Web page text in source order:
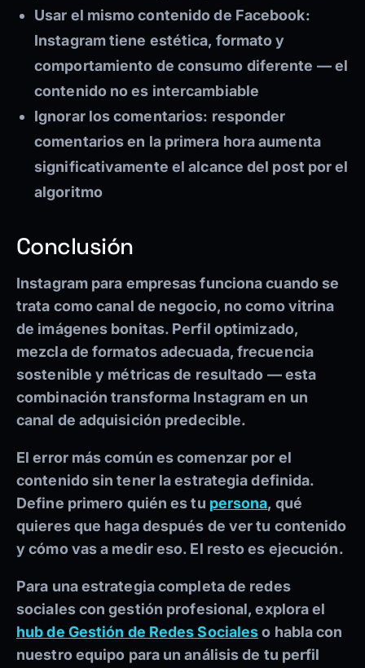
Usar el mismo contenido de Facebook:
Instagram tiene estética, formato y
comportamiento de consumo diferente — el
contenido no es intercambiable
Ignorar los comentarios: responder
comentarios en la primera hora aumenta
significativamente el alcance del post por el
algoritmo
Conclusión
Instagram para empresas funciona cuando se
trata como canal de negocio, no como vitrina
de imágenes bonitas. Perfil optimizado,
mezcla de formatos adecuada, frecuencia
sostenible y métricas de resultado — esta
combinación transforma Instagram en un
canal de adquisición predecible.
El error más común es comenzar por el
contenido sin tener la estrategia definida.
Define primero quién es tu persona, qué
quieres que haga después de ver tu contenido
y cómo vas a medir eso. El resto es ejecución.
Para una estrategia completa de redes
sociales con gestión profesional, explora el
hub de Gestión de Redes Socialeso habla con
nuestro equipo para un análisis de tu perfil